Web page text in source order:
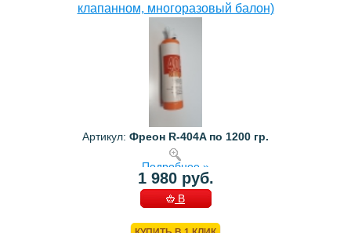
клапанном, многоразовый балон)
Артикул: Фреон R-404A по 1200 гр.
Подробнее »
1 980 руб.
В